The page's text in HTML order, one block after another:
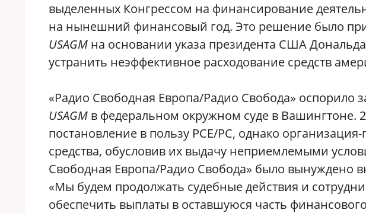
выделенных Конгрессом на финансирование
на нынешний финансовый год. Это решение было
USAGM на основании указа президента США
устранить неэффективное расходование средств
«Радио Свободная Европа/Радио Свобода» оспорило
USAGM в федеральном окружном суде в Вашингтоне.
постановление в пользу РСЕ/РС, однако
средства, обусловив их выдачу неприемлемыми
Свободная Европа/Радио Свобода» было вынуждено
«Мы будем продолжать судебные действия и
обеспечить выплаты в оставшуюся часть